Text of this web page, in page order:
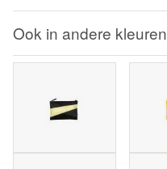
Ook in andere kleuren